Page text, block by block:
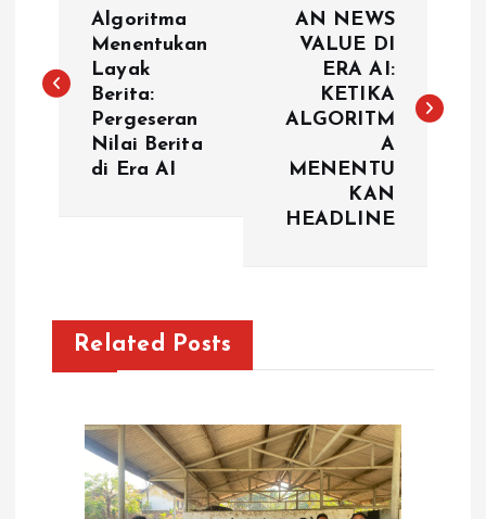
s
Algoritma
Menentukan
Layak
Berita:
Pergeseran
Nilai Berita
di Era AI
AN NEWS
VALUE DI
ERA AI:
KETIKA
ALGORITM
A
MENENTU
KAN
HEADLINE
Related Posts